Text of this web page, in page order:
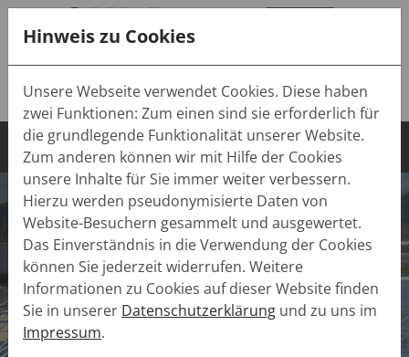
Tel.:
+49 (0) 7643 9103-0
Mail:info(at)sw-dach.de
Hinweis zu Cookies
Unsere Webseite verwendet Cookies. Diese haben
zwei Funktionen: Zum einen sind sie erforderlich für
die grundlegende Funktionalität unserer Website.
Zum anderen können wir mit Hilfe der Cookies
unsere Inhalte für Sie immer weiter verbessern.
Hierzu werden pseudonymisierte Daten von
Website-Besuchern gesammelt und ausgewertet.
Das Einverständnis in die Verwendung der Cookies
können Sie jederzeit widerrufen. Weitere
Informationen zu Cookies auf dieser Website finden
Sie in unserer Datenschutzerklärung und zu uns im
Impressum.